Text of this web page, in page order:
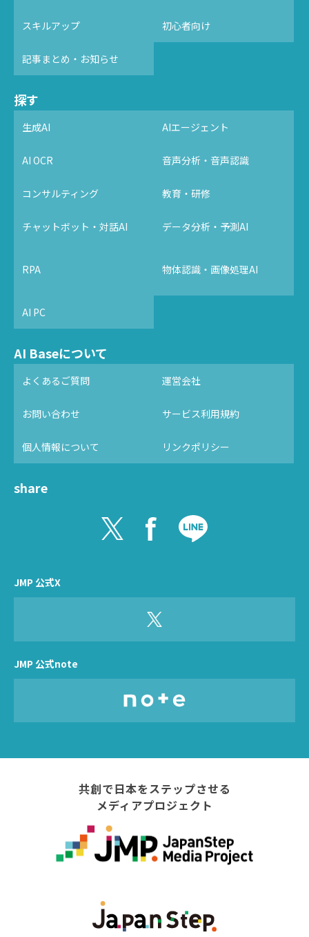
スキルアップ 初心者向け
記事まとめ・お知らせ
探す
生成AI AIエージェント
AI OCR 音声分析・音声認識
コンサルティング 教育・研修
チャットボット・対話AI データ分析・予測AI
RPA 物体認識・画像処理AI
AI PC
AI Baseについて
よくあるご質問 運営会社
お問い合わせ サービス利用規約
個人情報について リンクポリシー
share
JMP 公式X
JMP 公式note
共創で日本をステップさせる
メディアプロジェクト